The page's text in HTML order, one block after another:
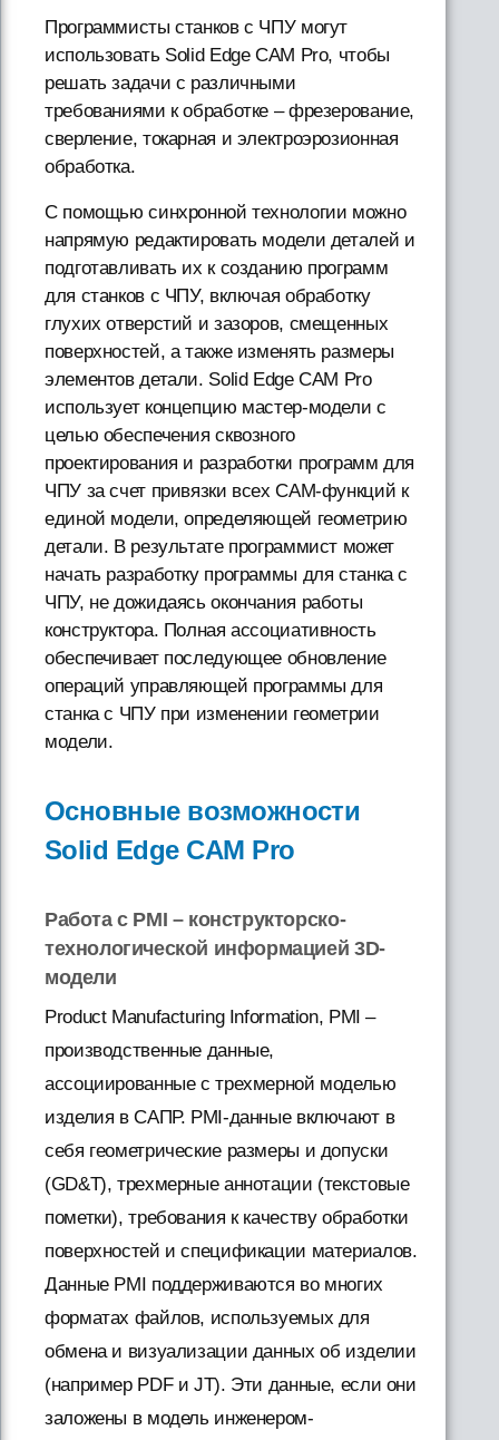
Программисты станков с ЧПУ могут
использовать Solid Edge CAM Pro, чтобы
решать задачи с различными
требованиями к обработке – фрезерование,
сверление, токарная и электроэрозионная
обработка.
С помощью синхронной технологии можно
напрямую редактировать модели деталей и
подготавливать их к созданию программ
для станков с ЧПУ, включая обработку
глухих отверстий и зазоров, смещенных
поверхностей, а также изменять размеры
элементов детали. Solid Edge CAM Pro
использует концепцию мастер-модели с
целью обеспечения сквозного
проектирования и разработки программ для
ЧПУ за счет привязки всех CAM-функций к
единой модели, определяющей геометрию
детали. В результате программист может
начать разработку программы для станка с
ЧПУ, не дожидаясь окончания работы
конструктора. Полная ассоциативность
обеспечивает последующее обновление
операций управляющей программы для
станка с ЧПУ при изменении геометрии
модели.
Основные возможности
Solid Edge CAM Pro
Работа с PMI – конструкторско-
технологической информацией 3D-
модели
Product Manufacturing Information, PMI –
производственные данные,
ассоциированные с трехмерной моделью
изделия в САПР. PMI-данные включают в
себя геометрические размеры и допуски
(GD&T), трехмерные аннотации (текстовые
пометки), требования к качеству обработки
поверхностей и спецификации материалов.
Данные PMI поддерживаются во многих
форматах файлов, используемых для
обмена и визуализации данных об изделии
(например PDF и JT). Эти данные, если они
заложены в модель инженером-